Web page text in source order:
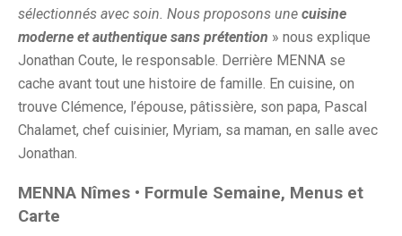
sélectionnés avec soin. Nous proposons une cuisine
moderne et authentique sans prétention » nous explique
Jonathan Coute, le responsable. Derrière MENNA se
cache avant tout une histoire de famille. En cuisine, on
trouve Clémence, l’épouse, pâtissière, son papa, Pascal
Chalamet, chef cuisinier, Myriam, sa maman, en salle avec
Jonathan.
MENNA Nîmes • Formule Semaine, Menus et
Carte